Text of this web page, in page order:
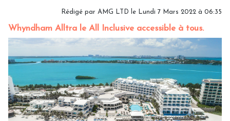
Rédigé par AMG LTD le Lundi 7 Mars 2022 à 06:35
Whyndham Alltra le All Inclusive accessible à tous.